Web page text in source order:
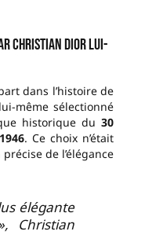
Christian Dior lui-
dans l’histoire de
même sélectionné
historique du 30
1946. Ce choix n’était
de l’élégance
élégante
Christian